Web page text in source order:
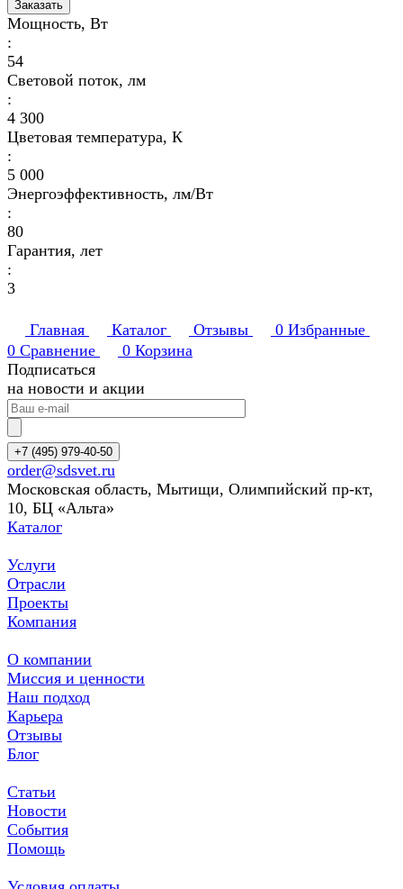
Заказать
Мощность, Вт
:
54
Световой поток, лм
:
4 300
Цветовая температура, К
:
5 000
Энергоэффективность, лм/Вт
:
80
Гарантия, лет
:
3
Главная Каталог Отзывы 0 Избранные
0 Сравнение 0 Корзина
Подписаться
на новости и акции
+7 (495) 979-40-50
order@sdsvet.ru
Московская область, Мытищи, Олимпийский пр-кт,
10, БЦ «Альта»
Каталог
Услуги
Отрасли
Проекты
Компания
О компании
Миссия и ценности
Наш подход
Карьера
Отзывы
Блог
Статьи
Новости
События
Помощь